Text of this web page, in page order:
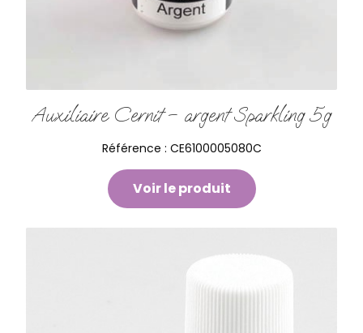
Auxiliaire Cernit – argent Sparkling 5g
Référence : CE6100005080C
Voir le produit